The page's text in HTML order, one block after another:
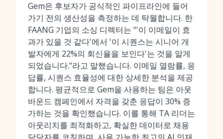
Gem은 후보자가 공식적인 파이프라인에 들어
가기 전의 생산성을 측정하는 데 탁월합니다. 한
FAANG 기업의 소싱 디렉터는 "'이 이메일이 효
과가 있을 것 같다'에서 '이 시퀀스는 시니어 개
발자에게 22%의 회신율을 보인다'는 것을 알게
되었습니다."라고 말했습니다. 이메일 열람률, 응
답률, 시퀀스 효율성에 대한 상세한 분석을 제공
합니다. 평균적으로 Gem을 사용하는 팀은 아웃
바운드 캠페인에서 자격을 갖춘 응답이 30% 증
가하는 것을 확인했습니다. 이를 통해 TA 리더는
아웃리치를 최적화하고, 확실한 데이터로 채용